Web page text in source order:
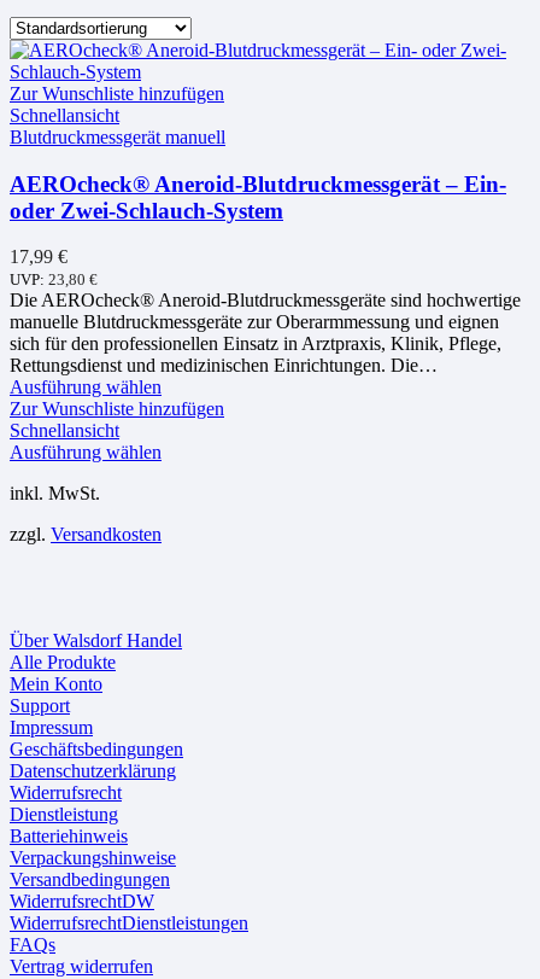
Zur Wunschliste hinzufügen
Schnellansicht
Blutdruckmessgerät manuell
AEROcheck® Aneroid-Blutdruckmessgerät – Ein-
oder Zwei-Schlauch-System
17,99 €
UVP: 23,80 €
Die AEROcheck® Aneroid-Blutdruckmessgeräte sind hochwertige
manuelle Blutdruckmessgeräte zur Oberarmmessung und eignen
sich für den professionellen Einsatz in Arztpraxis, Klinik, Pflege,
Rettungsdienst und medizinischen Einrichtungen. Die…
Ausführung wählen
Produkt
Optionen
gewählt
Zur Wunschliste hinzufügen
Schnellansicht
Ausführung wählen
Varianten
auf
inkl. MwSt.
zzgl. Versandkosten
Über Walsdorf Handel
Alle Produkte
Mein Konto
Support
Impressum
Geschäftsbedingungen
Datenschutzerklärung
Widerrufsrecht
Dienstleistung
Batteriehinweis
Verpackungshinweise
Versandbedingungen
WiderrufsrechtDW
WiderrufsrechtDienstleistungen
FAQs
Vertrag widerrufen